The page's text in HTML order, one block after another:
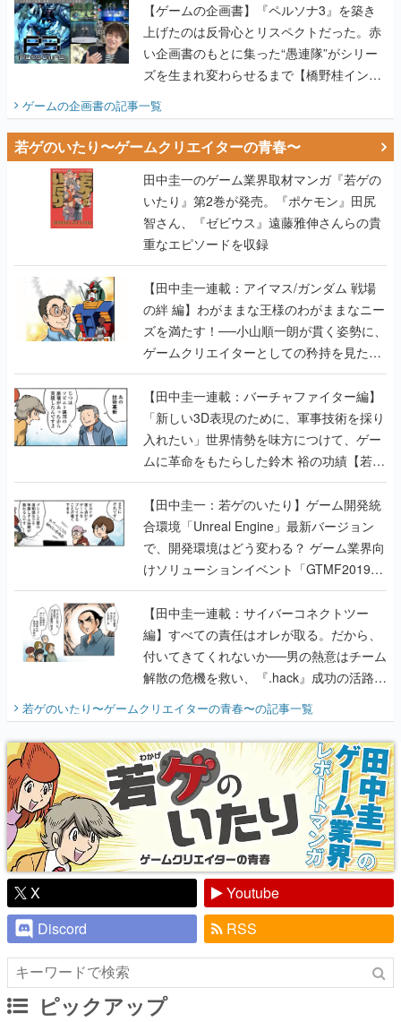
【ゲームの企画書】『ペルソナ3』を築き
上げたのは反骨心とリスペクトだった。赤
い企画書のもとに集った“愚連隊”がシリー
ズを生まれ変わらせるまで【橋野桂インタ
ビュー】
ゲームの企画書の記事一覧
若ゲのいたり〜ゲームクリエイターの青春〜
田中圭一のゲーム業界取材マンガ『若ゲの
いたり』第2巻が発売。『ポケモン』田尻
智さん、『ゼビウス』遠藤雅伸さんらの貴
重なエピソードを収録
【田中圭一連載：アイマス/ガンダム 戦場
の絆 編】わがままな王様のわがままなニー
ズを満たす！──小山順一朗が貫く姿勢に、
ゲームクリエイターとしての矜持を見た
【若ゲのいたり最終回】
【田中圭一連載：バーチャファイター編】
「新しい3D表現のために、軍事技術を採り
入れたい」世界情勢を味方につけて、ゲー
ムに革命をもたらした鈴木 裕の功績【若ゲ
のいたり】
【田中圭一：若ゲのいたり】ゲーム開発統
合環境「Unreal Engine」最新バージョン
で、開発環境はどう変わる？ ゲーム業界向
けソリューションイベント「GTMF2019」
に行って、より理解を深めよう【PR】
【田中圭一連載：サイバーコネクトツー
編】すべての責任はオレが取る。だから、
付いてきてくれないか──男の熱意はチーム
解散の危機を救い、『.hack』成功の活路を
開く。業界の快男児・松山 洋に流れる血は
『少年ジャンプ』色だった【若ゲのいた
り】
若ゲのいたり〜ゲームクリエイターの青春〜の記事一覧
X
Youtube
Discord
RSS
ピックアップ